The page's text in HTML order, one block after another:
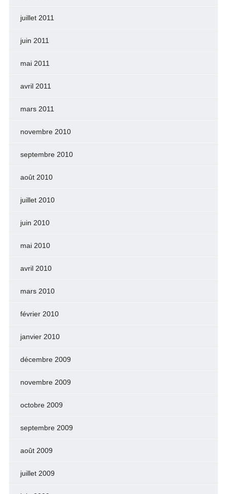
juillet 2011
juin 2011
mai 2011
avril 2011
mars 2011
novembre 2010
septembre 2010
août 2010
juillet 2010
juin 2010
mai 2010
avril 2010
mars 2010
février 2010
janvier 2010
décembre 2009
novembre 2009
octobre 2009
septembre 2009
août 2009
juillet 2009